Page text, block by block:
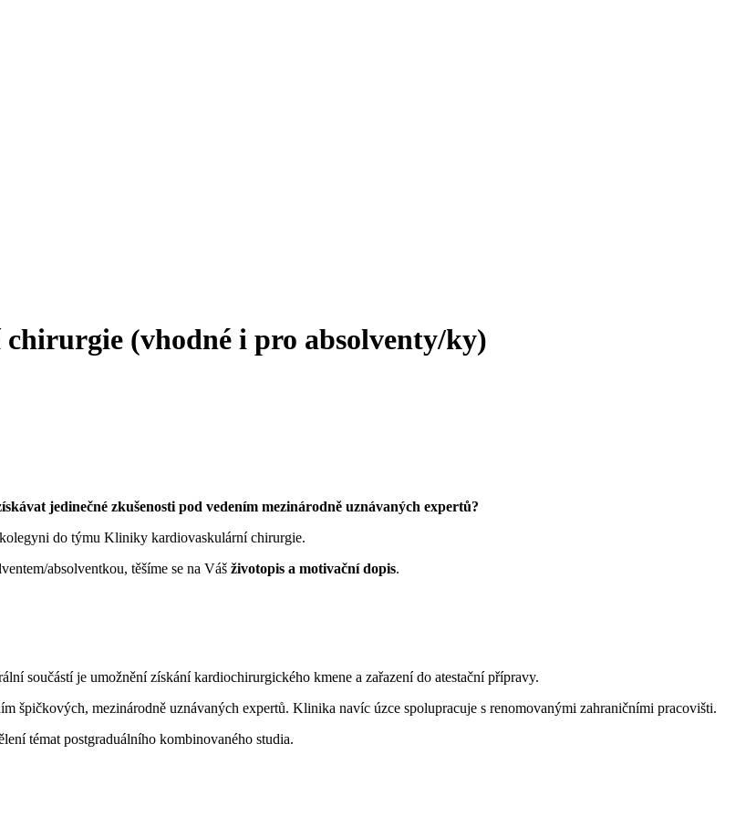
(vhodné i pro absolventy/ky)
jedinečné zkušenosti pod vedením mezinárodně uznávaných expertů?
do týmu Kliniky kardiovaskulární chirurgie.
absolventkou, těšíme se na Váš životopis a motivační dopis.
součástí je umožnění získání kardiochirurgického kmene a zařazení do atestační přípravy.
špičkových, mezinárodně uznávaných expertů. Klinika navíc úzce spolupracuje s renomovanými zahraničními pracovišti.
témat postgraduálního kombinovaného studia.